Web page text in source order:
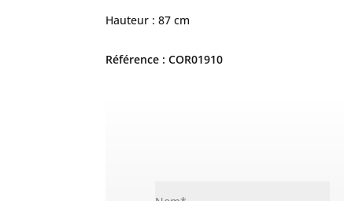
Hauteur : 87 cm
Référence : COR01910